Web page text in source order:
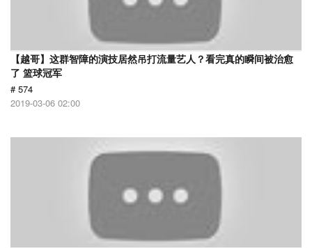
【越哥】这群智障的演技居然吊打流量艺人？看完真的瞬间被治愈
了 篮球冠军
# 574
2019-03-06 02:00